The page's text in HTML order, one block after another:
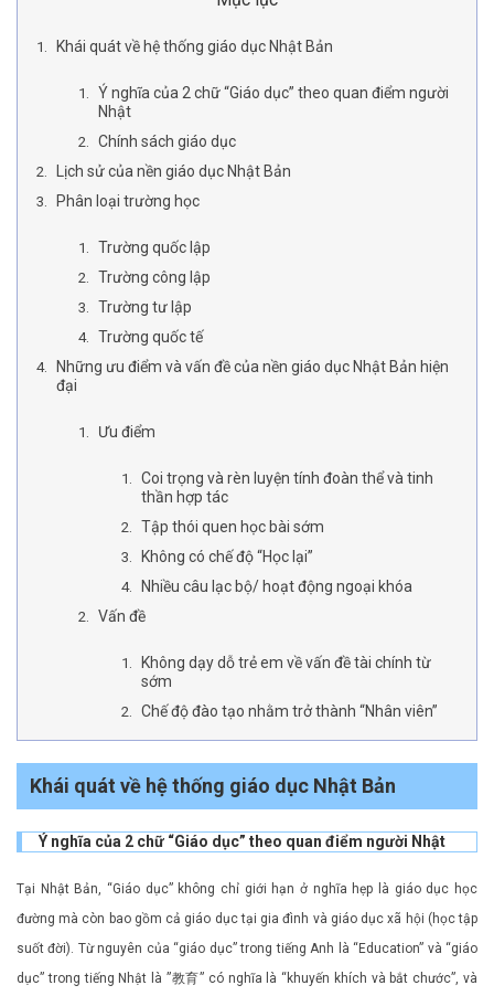
Khái quát về hệ thống giáo dục Nhật Bản
Ý nghĩa của 2 chữ “Giáo dục” theo quan điểm người
Nhật
Chính sách giáo dục
Lịch sử của nền giáo dục Nhật Bản
Phân loại trường học
Trường quốc lập
Trường công lập
Trường tư lập
Trường quốc tế
Những ưu điểm và vấn đề của nền giáo dục Nhật Bản hiện
đại
Ưu điểm
Coi trọng và rèn luyện tính đoàn thể và tinh
thần hợp tác
Tập thói quen học bài sớm
Không có chế độ “Học lại”
Nhiều câu lạc bộ/ hoạt động ngoại khóa
Vấn đề
Không dạy dỗ trẻ em về vấn đề tài chính từ
sớm
Chế độ đào tạo nhằm trở thành “Nhân viên”
Khái quát về hệ thống giáo dục Nhật Bản
Ý nghĩa của 2 chữ “Giáo dục” theo quan điểm người Nhật
Tại Nhật Bản, “Giáo dục” không chỉ giới hạn ở nghĩa hẹp là giáo dục học
đường mà còn bao gồm cả giáo dục tại gia đình và giáo dục xã hội (học tập
suốt đời). Từ nguyên của “giáo dục” trong tiếng Anh là “Education” và “giáo
dục” trong tiếng Nhật là ”教育” có nghĩa là “khuyến khích và bắt chước”, và